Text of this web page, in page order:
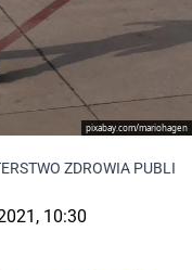
pixabay.com/mariohagen
ZDROWIA
10:30